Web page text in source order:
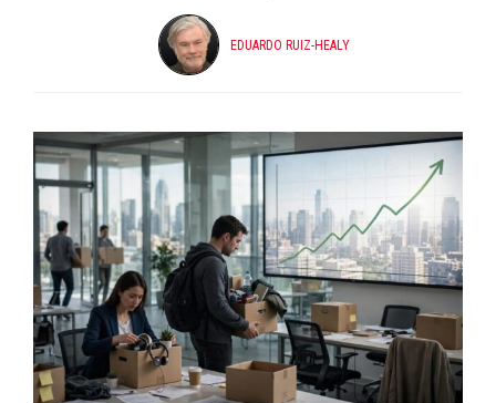
EDUARDO RUIZ-HEALY